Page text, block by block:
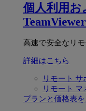
個人利用お
高速で安全なリ
詳細はこちら
リモート サ
リモート マ
プランと価格表を